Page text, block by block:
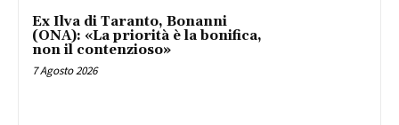
Ex Ilva di Taranto, Bonanni
(ONA): «La priorità è la bonifica,
non il contenzioso»
7 Agosto 2026